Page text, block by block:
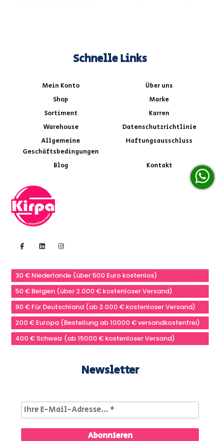
Schnelle Links
Mein Konto
Über uns
Shop
Marke
Sortiment
Karren
Warehouse
Datenschutzrichtlinie
Allgemeine
Geschäftsbedingungen
Haftungsausschluss
Blog Kontakt
30 € Niederlande (über 500 Euro kostenlos)
50 € Belgien (über 2.000 € kostenloser Versand)
80 € Für Deutschland (ab 2.000 € kostenloser Versand)
200 € Europa (Bestellung ab 10000 € versandkostenfrei)
400 € Schweiz (ab 15000 € kostenloser Versand)
Newsletter